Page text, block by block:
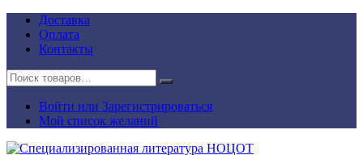
Перейти
содержимому
Доставка
Оплата
Контакты
Войти или Зарегистрироваться
Мой список желаний